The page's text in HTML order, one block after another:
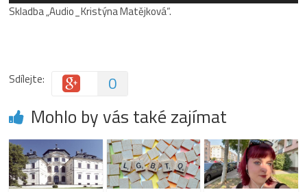
Skladba „Audio_Kristýna Matějková“.
Sdílejte: 0
Mohlo by vás také zajímat